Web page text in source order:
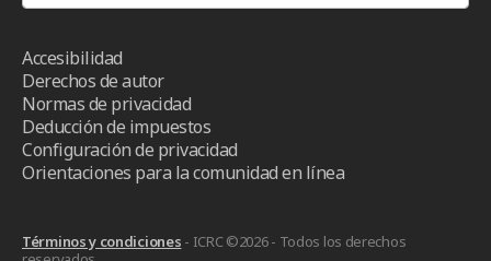
Accesibilidad
Derechos de autor
Normas de privacidad
Deducción de impuestos
Configuración de privacidad
Orientaciones para la comunidad en línea
Términos y condiciones - ICRC ©2026 - Todos los derechos